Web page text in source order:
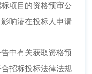
项目的资格预审公
响潜在投标人申请
中有关获取资格预
招标投标法律法规